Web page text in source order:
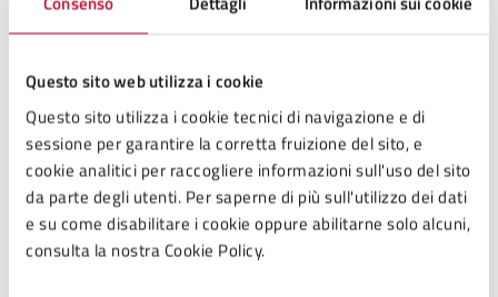
Questo sito web utilizza i cookie
Questo sito utilizza i cookie tecnici di navigazione e di
sessione per garantire la corretta fruizione del sito, e
cookie analitici per raccogliere informazioni sull'uso del sito
da parte degli utenti. Per saperne di più sull'utilizzo dei dati
e su come disabilitare i cookie oppure abilitarne solo alcuni,
consulta la nostra Cookie Policy.
Avviso PV 2024_signed
domanda partecipazione pv 2024.pdf
A cura di